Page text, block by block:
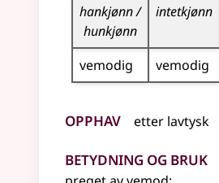
hankjønn /
hunkjønn
intetkjønn
vemodig vemodig
Opphav etter lavtysk
Betydning og bruk